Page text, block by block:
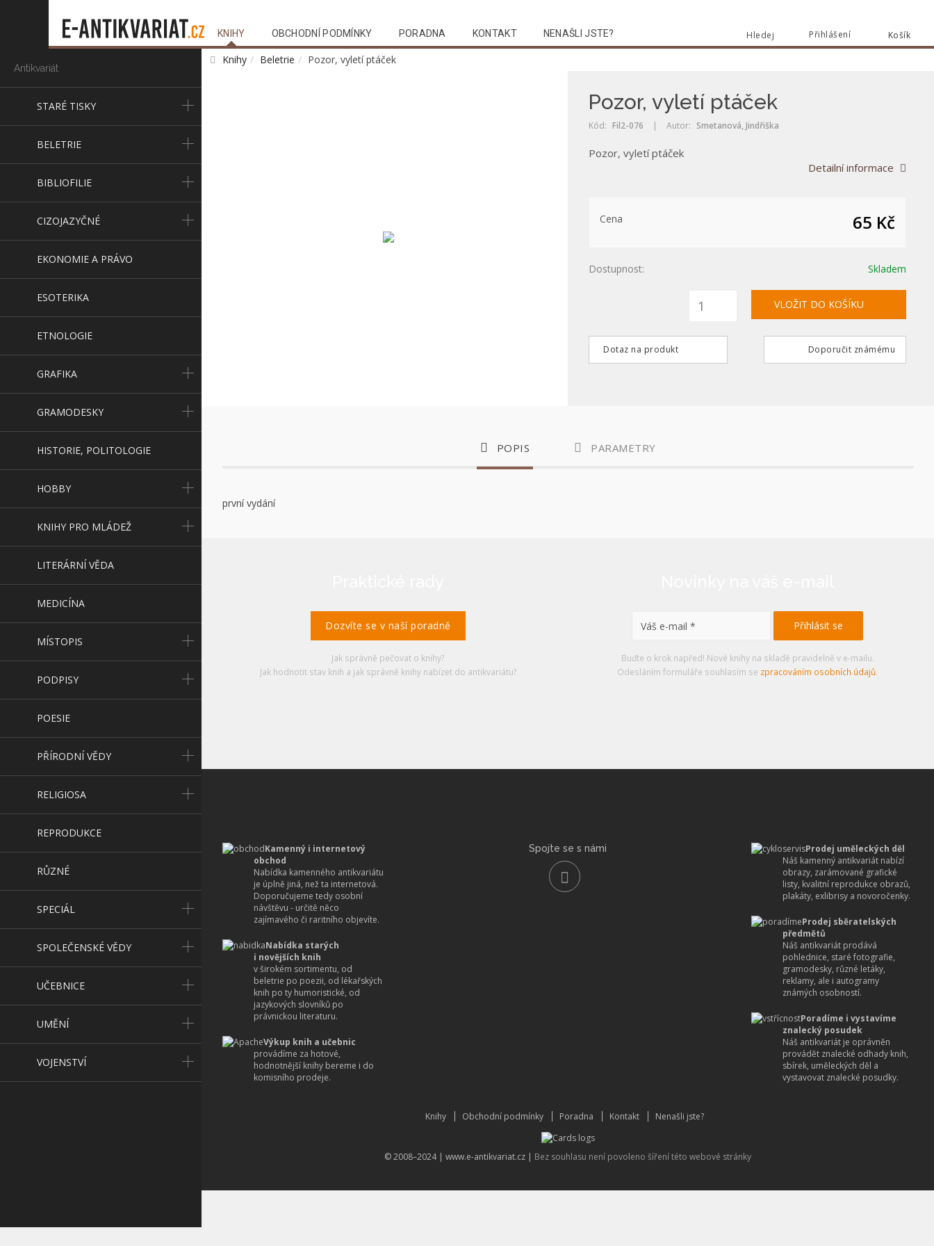
Košík
Přihlášení
Hledej
KNIHY OBCHODNÍ PODMÍNKY PORADNA KONTAKT NENAŠLI JSTE?
Antikvariát
STARÉ TISKY
BELETRIE
BIBLIOFILIE
CIZOJAZYČNÉ
EKONOMIE A PRÁVO
ESOTERIKA
ETNOLOGIE
GRAFIKA
GRAMODESKY
HISTORIE, POLITOLOGIE
HOBBY
KNIHY PRO MLÁDEŽ
LITERÁRNÍ VĚDA
MEDICÍNA
MÍSTOPIS
PODPISY
POESIE
PŘÍRODNÍ VĚDY
RELIGIOSA
REPRODUKCE
RŮZNÉ
SPECIÁL
SPOLEČENSKÉ VĚDY
UČEBNICE
UMĚNÍ
VOJENSTVÍ
Knihy Beletrie Pozor, vyletí ptáček
Pozor, vyletí ptáček
Kód: Fil2-076 | Autor: Smetanová, Jindřiška
Pozor, vyletí ptáček
Detailní informace
Cena 65 Kč
Dostupnost: Skladem
Dotaz na produkt Doporučit známému
POPIS PARAMETRY
první vydání
Dozvíte se v naší poradně
Jak správně pečovat o knihy?
Jak hodnotit stav knih a jak správně knihy nabízet do antikvariátu?
Buďte o krok napřed! Nové knihy na skladě pravidelně v e-mailu.
Odesláním formuláře souhlasím se zpracováním osobních údajů.
Kamenný i internetový
obchod
Nabídka kamenného antikvariátu
je úplně jiná, než ta internetová.
Doporučujeme tedy osobní
návštěvu - určitě něco
zajímavého či raritního objevíte.
Nabídka starých
i novějších knih
v širokém sortimentu, od
beletrie po poezii, od lékařských
knih po ty humoristické, od
jazykových slovníků po
právnickou literaturu.
Výkup knih a učebnic
provádíme za hotové,
hodnotnější knihy bereme i do
komisního prodeje.
Prodej uměleckých děl
Náš kamenný antikvariát nabízí
obrazy, zarámované grafické
listy, kvalitní reprodukce obrazů,
plakáty, exlibrisy a novoročenky.
Prodej sběratelských
předmětů
Náš antikvariát prodává
pohlednice, staré fotografie,
gramodesky, různé letáky,
reklamy, ale i autogramy
známých osobností.
Poradíme i vystavíme
znalecký posudek
Náš antikvariát je oprávněn
provádět znalecké odhady knih,
sbírek, uměleckých děl a
vystavovat znalecké posudky.
Spojte se s námi
Knihy Obchodní podmínky Poradna Kontakt Nenašli jste?
© 2008–2024 | www.e-antikvariat.cz | Bez souhlasu není povoleno šíření této webové stránky